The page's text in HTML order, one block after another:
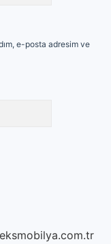
e-posta adresim ve